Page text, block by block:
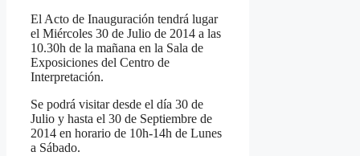
El Acto de Inauguración tendrá lugar
el Miércoles 30 de Julio de 2014 a las
10.30h de la mañana en la Sala de
Exposiciones del Centro de
Interpretación.
Se podrá visitar desde el día 30 de
Julio y hasta el 30 de Septiembre de
2014 en horario de 10h-14h de Lunes
a Sábado.